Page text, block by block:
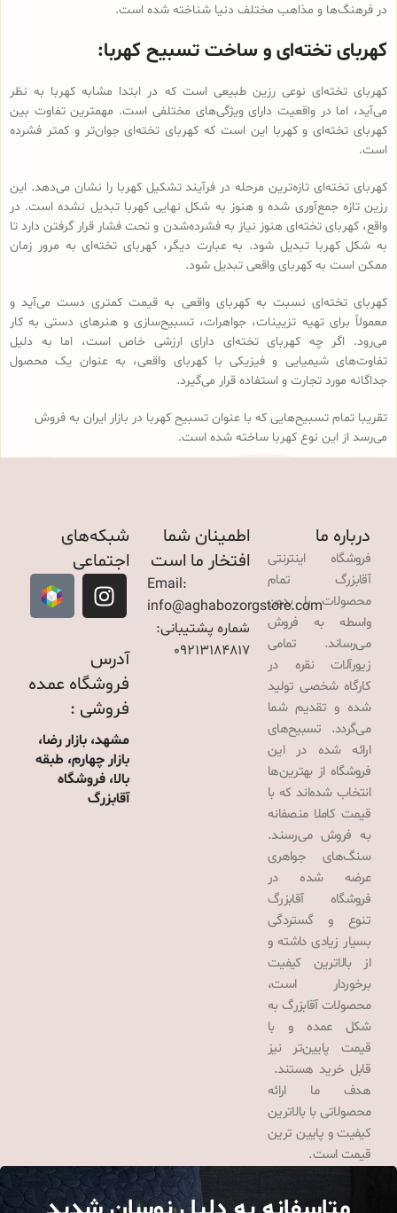
در فرهنگ‌ها و مذاهب مختلف دنیا شناخته شده است.
کهربای تخته‌ای و ساخت تسبیح کهربا:
کهربای تخته‌ای نوعی رزین طبیعی است که در ابتدا مشابه کهربا به نظر
می‌آید، اما در واقعیت دارای ویژگی‌های مختلفی است. مهمترین تفاوت بین
کهربای تخته‌ای و کهربا این است که کهربای تخته‌ای جوان‌تر و کمتر فشرده
است.
کهربای تخته‌ای تازه‌ترین مرحله در فرآیند تشکیل کهربا را نشان می‌دهد. این
رزین تازه جمع‌آوری شده و هنوز به شکل نهایی کهربا تبدیل نشده است. در
واقع، کهربای تخته‌ای هنوز نیاز به فشرده‌شدن و تحت فشار قرار گرفتن دارد تا
به شکل کهربا تبدیل شود. به عبارت دیگر، کهربای تخته‌ای به مرور زمان
ممکن است به کهربای واقعی تبدیل شود.
کهربای تخته‌ای نسبت به کهربای واقعی به قیمت کمتری دست می‌آید و
معمولاً برای تهیه تزیینات، جواهرات، تسبیح‌سازی و هنرهای دستی به کار
می‌رود. اگر چه کهربای تخته‌ای دارای ارزشی خاص است، اما به دلیل
تفاوت‌های شیمیایی و فیزیکی با کهربای واقعی، به عنوان یک محصول
جداگانه مورد تجارت و استفاده قرار می‌گیرد.
تقریبا تمام تسبیح‌هایی که با عنوان تسبیح کهربا در بازار ایران به فروش
می‌رسد از این نوع کهربا ساخته شده است.
درباره ما
فروشگاه اینترنتی
آقابزرگ تمام
محصولات را بدون
واسطه به فروش
می‌رساند. تمامی
زیورآلات نقره در
کارگاه شخصی تولید
شده و تقدیم شما
می‌گردد. تسبیح‌های
ارائه شده در این
فروشگاه از بهترین‌ها
انتخاب شده‌اند که با
قیمت کاملا منصفانه
به فروش می‌رسند.
سنگ‌های جواهری
عرضه شده در
فروشگاه آقابزرگ
تنوع و گستردگی
بسیار زیادی داشته و
از بالاترین کیفیت
برخوردار است،
محصولات آقابزرگ به
شکل عمده و با
قیمت پایین‌تر نیز
قابل خرید هستند.
هدف ما ارائه
محصولاتی با بالاترین
کیفیت و پایین ترین
قیمت است.
اطمینان شما
افتخار ما است
Email:
info@aghabozorgstore.com
شماره پشتیبانی:
09213184817
شبکه‌های
اجتماعی
آدرس
فروشگاه عمده
فروشی :
مشهد، بازار رضا،
بازار چهارم، طبقه
بالا، فروشگاه
آقابزرگ